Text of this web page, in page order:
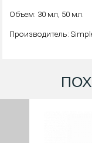
Объем: 30 мл, 50 мл.
Производитель: